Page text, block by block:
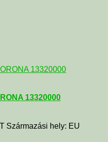
13320000
Származási hely: EU